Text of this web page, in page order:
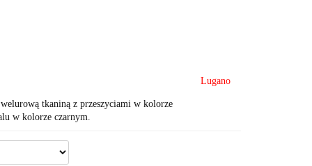
Lugano
tkaniną z przeszyciami w kolorze
w kolorze czarnym.